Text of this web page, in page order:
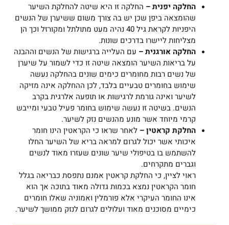
החלקה יפנית – החלקה זו היא שיטה להחלקת השיער
שהומצאה ביפן שכן יש בה צורך משום ששיערן של הנשים
היפניות לקראת גיל 40 נהיה מעט מתולתל ומקורזל וכך הן
מצליחות ליישרו בדרכים שונות.
החלקה אורגנית – עם העלייה ברגישות של הנשים וההבנה
על בריאות השיער הומצאה שיטה זו כדי לשמור על שיערן
של נשים רבות מחומרים כימים שונים בהחלקה נעשה
שימוש בחומרים טבעיים בלבד, לכן ההחלקה אינה מזיקה
לשיער ואינה גורמת לרגישות או תופעה אלרגית בקרב
הנשים. בשיטה זו נעשה שימוש בחומר פעיל טבעי ומייבש
קרמי מיוחד אשר מונע מהנשים נזק לשיער.
החלקת קראטין – לאחר שראו כי הקראטין הינו חומר
איכותי אשר יכול לגרום למראה בריא של השיער החלו
להשתמש בו בטיפולי שיער שונים שעזרו מאוד לנשים
וגברים מתקרחים.
ראוי לציין, כי החלקת קראטין אמנם נתפסת כבריאה בגלל
חומר הקראטין נמצא בכמות גדולה מאוד בתוכה אך הוא
אינו החומר העיקרי אלא פורמלין ואמוניה שאלו חומרים
כימיים מסוכנים מאוד ועלולים לגרום לנזק ממושך לשיער.